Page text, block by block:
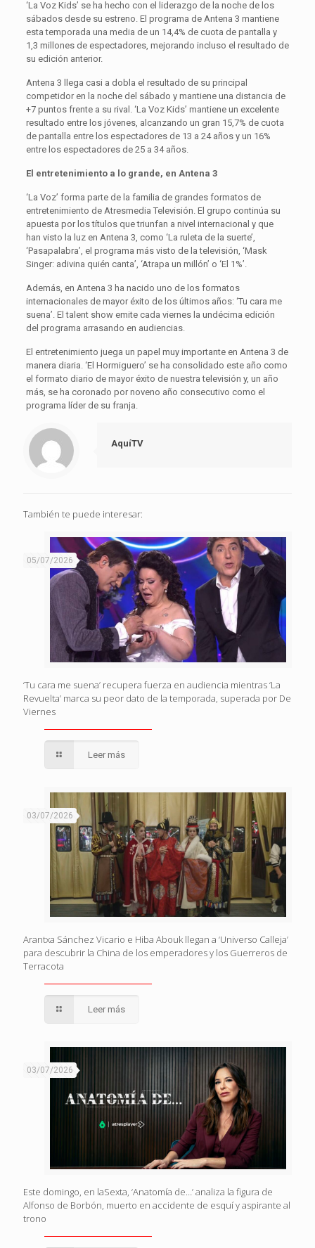
‘La Voz Kids’ se ha hecho con el liderazgo de la noche de los
sábados desde su estreno. El programa de Antena 3 mantiene
esta temporada una media de un 14,4% de cuota de pantalla y
1,3 millones de espectadores, mejorando incluso el resultado de
su edición anterior.
Antena 3 llega casi a dobla el resultado de su principal
competidor en la noche del sábado y mantiene una distancia de
+7 puntos frente a su rival. ‘La Voz Kids’ mantiene un excelente
resultado entre los jóvenes, alcanzando un gran 15,7% de cuota
de pantalla entre los espectadores de 13 a 24 años y un 16%
entre los espectadores de 25 a 34 años.
El entretenimiento a lo grande, en Antena 3
‘La Voz’ forma parte de la familia de grandes formatos de
entretenimiento de Atresmedia Televisión. El grupo continúa su
apuesta por los títulos que triunfan a nivel internacional y que
han visto la luz en Antena 3, como ‘La ruleta de la suerte’,
‘Pasapalabra’, el programa más visto de la televisión, ‘Mask
Singer: adivina quién canta’, ‘Atrapa un millón’ o ‘El 1%’.
Además, en Antena 3 ha nacido uno de los formatos
internacionales de mayor éxito de los últimos años: ‘Tu cara me
suena’. El talent show emite cada viernes la undécima edición
del programa arrasando en audiencias.
El entretenimiento juega un papel muy importante en Antena 3 de
manera diaria. ‘El Hormiguero’ se ha consolidado este año como
el formato diario de mayor éxito de nuestra televisión y, un año
más, se ha coronado por noveno año consecutivo como el
programa líder de su franja.
AquíTV
También te puede interesar:
05/07/2026
‘Tu cara me suena’ recupera fuerza en audiencia mientras ‘La
Revuelta’ marca su peor dato de la temporada, superada por De
Viernes
Leer más
03/07/2026
Arantxa Sánchez Vicario e Hiba Abouk llegan a ‘Universo Calleja’
para descubrir la China de los emperadores y los Guerreros de
Terracota
Leer más
03/07/2026
Este domingo, en laSexta, ‘Anatomía de…’ analiza la figura de
Alfonso de Borbón, muerto en accidente de esquí y aspirante al
trono